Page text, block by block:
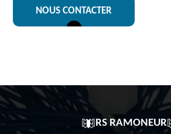
NOUS CONTACTER
RS RAMONEUR